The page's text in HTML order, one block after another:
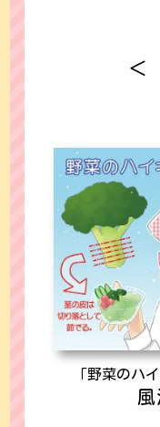
＜
「野菜のハ